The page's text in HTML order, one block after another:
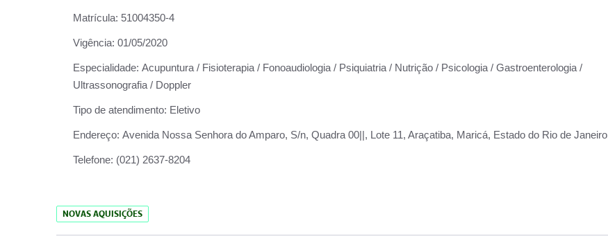
Matrícula: 51004350-4
Vigência: 01/05/2020
Especialidade: Acupuntura / Fisioterapia / Fonoaudiologia / Psiquiatria / Nutrição / Psicologia / Gastroenterologia /
Ultrassonografia / Doppler
Tipo de atendimento: Eletivo
Endereço: Avenida Nossa Senhora do Amparo, S/n, Quadra 00||, Lote 11, Araçatiba, Maricá, Estado do Rio de
Telefone: (021) 2637-8204
NOVAS AQUISIÇÕES